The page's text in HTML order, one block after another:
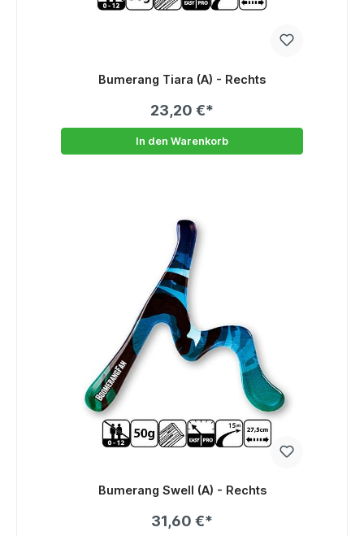
Bumerang Tiara (A) - Rechts
23,20 €*
In den Warenkorb
Bumerang Swell (A) - Rechts
31,60 €*